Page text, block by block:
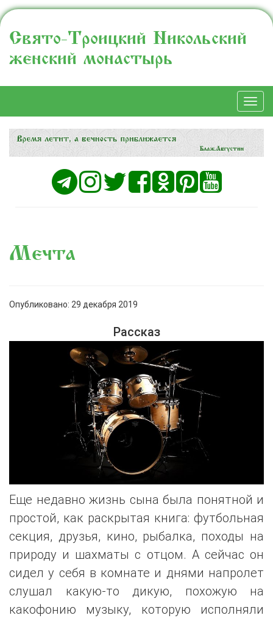
Свято-Троицкий Никольский
женский монастырь
Мечта
Опубликовано: 29 декабря 2019
Рассказ
Еще недавно жизнь сына была понятной и
простой, как раскрытая книга: футбольная
секция, друзья, кино, рыбалка, походы на
природу и шахматы с отцом. А сейчас он
сидел у себя в комнате и днями напролет
слушал какую-то дикую, похожую на
какофонию музыку, которую исполняли